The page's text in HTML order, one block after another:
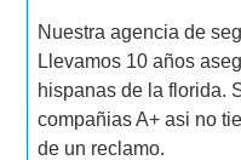
Nuestra agencia de
Llevamos 10 años
hispanas de la florida.
compañias A+ asi no
de un reclamo.